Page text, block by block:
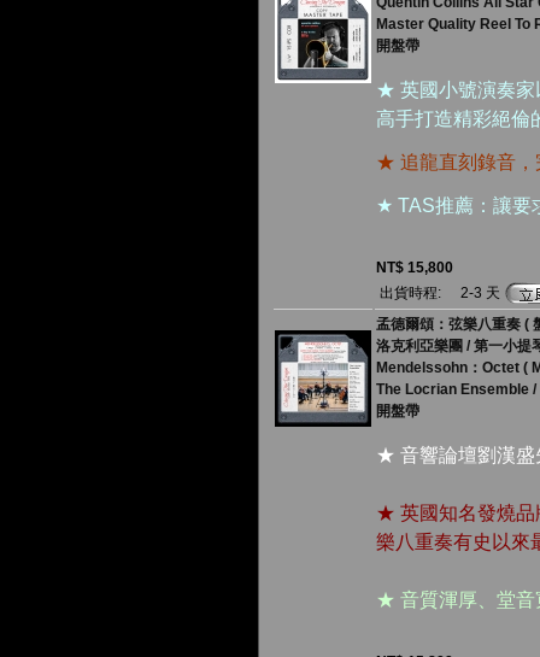
Master Quality Reel To
開盤帶
★ 英國小號演奏家
高手打造精彩絕倫
★ 追龍直刻錄音，
★ TAS推薦：讓要
NT$ 15,800
出貨時程:
2-3 天
孟德爾頌：弦樂八重奏 (
洛克利亞樂團 / 第一小提
Mendelssohn：Octet (
The Locrian Ensemble
開盤帶
★ 音響論壇劉漢盛
★ 英國知名發燒品
樂八重奏有史以來
★ 音質渾厚、堂音